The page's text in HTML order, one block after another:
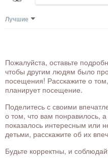
Лучшие
Пожалуйста, оставьте
чтобы другим людям было
посещения! Расскажите о том,
планирует посещение.
Поделитесь с своими
о том, что вам понравилось,
показалось интересным или
детьми, расскажите об их
Будьте корректны, и